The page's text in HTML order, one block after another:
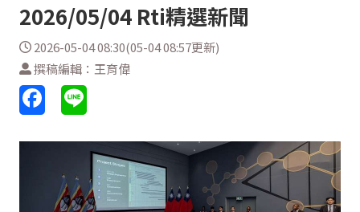
2026/05/04 Rti精選新聞
2026-05-04 08:30(05-04 08:57更新)
撰稿編輯：王育偉